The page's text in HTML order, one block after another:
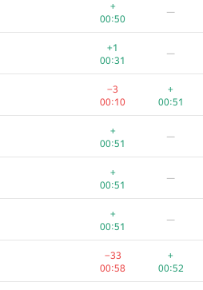
+
00:50
—
+1
00:31
—
−3
00:10
+
00:51
+
00:51
—
+
00:51
—
+
00:51
—
−33
00:58
+
00:52